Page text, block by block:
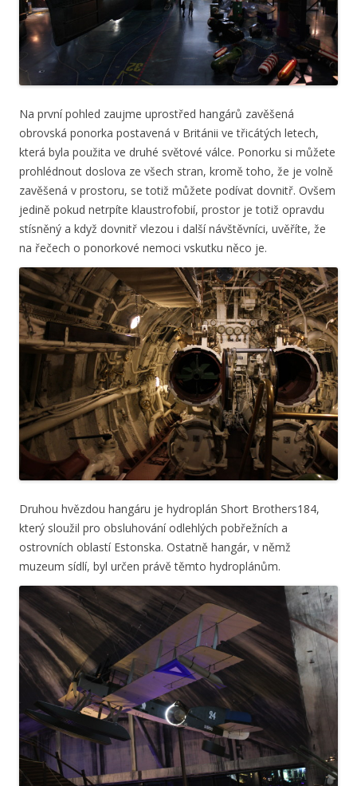
Na první pohled zaujme uprostřed hangárů zavěšená
obrovská ponorka postavená v Británii ve třicátých letech,
která byla použita ve druhé světové válce. Ponorku si můžete
prohlédnout doslova ze všech stran, kromě toho, že je volně
zavěšená v prostoru, se totiž můžete podívat dovnitř. Ovšem
jedině pokud netrpíte klaustrofobií, prostor je totiž opravdu
stísněný a když dovnitř vlezou i další návštěvníci, uvěříte, že
na řečech o ponorkové nemoci vskutku něco je.
Druhou hvězdou hangáru je hydroplán Short Brothers184,
který sloužil pro obsluhování odlehlých pobřežních a
ostrovních oblastí Estonska. Ostatně hangár, v němž
muzeum sídlí, byl určen právě těmto hydroplánům.